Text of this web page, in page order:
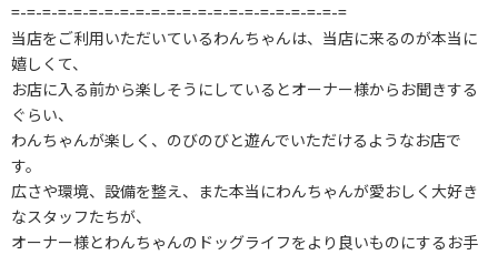
=-=-=-=-=-=-=-=-=-=-=-=-=-=-=-=-=-=-=-=-=-=
当店をご利用いただいているわんちゃんは、当店に来るのが本当に
嬉しくて、
お店に入る前から楽しそうにしているとオーナー様からお聞きする
ぐらい、
わんちゃんが楽しく、のびのびと遊んでいただけるようなお店で
す。
広さや環境、設備を整え、また本当にわんちゃんが愛おしく大好き
なスタッフたちが、
オーナー様とわんちゃんのドッグライフをより良いものにするお手